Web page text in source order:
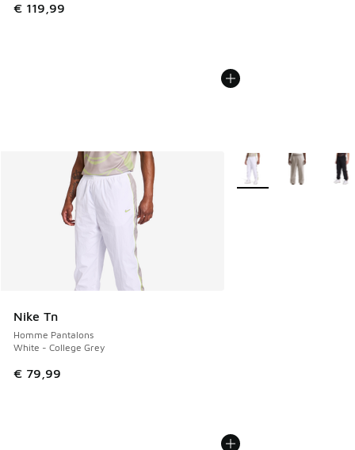
€ 119,99
Nike Tn
Homme Pantalons
White - College Grey
€ 79,99
Plus de couleurs